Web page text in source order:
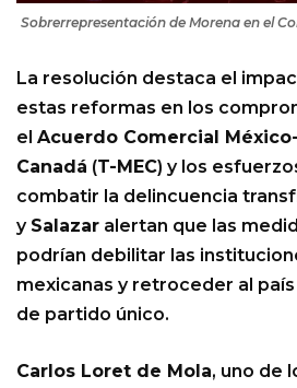
Sobrerrepresentación de Morena en el
La resolución destaca el
estas reformas en los
el Acuerdo Comercial
Canadá (T-MEC) y los
combatir la delincuencia
y Salazar alertan que las
podrían debilitar las
mexicanas y retroceder al
de partido único.
Carlos Loret de Mola, uno de